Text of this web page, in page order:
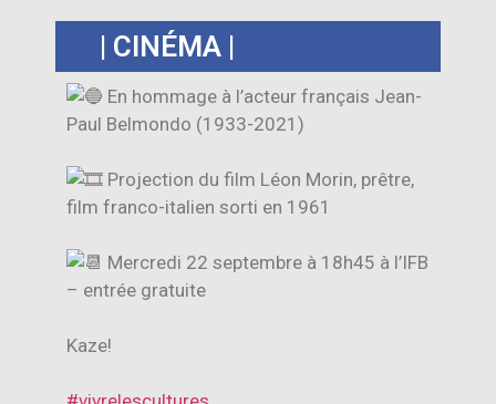
| CINÉMA |
En hommage à l’acteur français Jean-
Paul Belmondo (1933-2021)
Projection du film Léon Morin, prêtre,
film franco-italien sorti en 1961
Mercredi 22 septembre à 18h45 à l’IFB
– entrée gratuite
Kaze!